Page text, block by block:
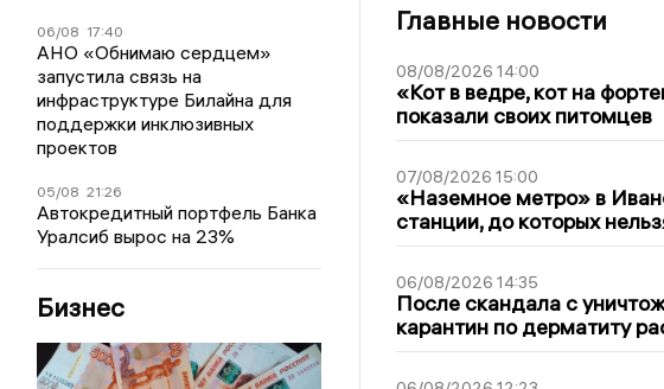
06/08 17:40
АНО «Обнимаю сердцем»
запустила связь на
инфраструктуре Билайна для
поддержки инклюзивных
проектов
05/08 21:26
Автокредитный портфель Банка
Уралсиб вырос на 23%
Бизнес
Главные новости
08/08/2026 14:00
«Кот в ведре, кот на
показали своих питомцев
07/08/2026 15:00
«Наземное метро» в
станции, до которых
06/08/2026 14:35
После скандала с
карантин по дерматиту